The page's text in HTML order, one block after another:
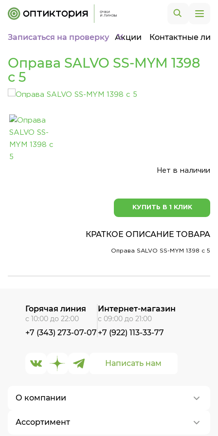
Записаться на проверку Акции Контактные
Оправа SALVO SS-MYM 1398
c 5
Нет в наличии
КУПИТЬ В 1 КЛИК
КРАТКОЕ ОПИСАНИЕ ТОВАРА
Оправа SALVO SS-MYM 1398 c 5
О компании
О нас
Ассортимент
Написать нам
Горячая линия
с 10:00 до 22:00
+7 (343) 273-07-07
Интернет-магазин
с 09:00 до 21:00
+7 (922) 113-33-77